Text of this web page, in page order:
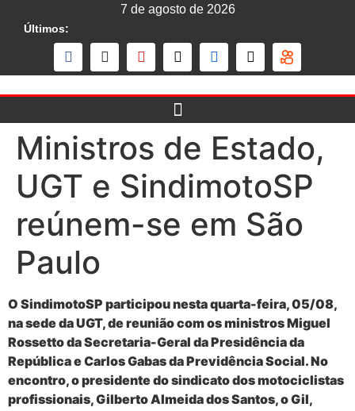
7 de agosto de 2026
Últimos:
Ministros de Estado,
UGT e SindimotoSP
reúnem-se em São
Paulo
O SindimotoSP participou nesta quarta-feira, 05/08,
na sede da UGT, de reunião com os ministros Miguel
Rossetto da Secretaria-Geral da Presidência da
República e Carlos Gabas da Previdência Social. No
encontro, o presidente do sindicato dos motociclistas
profissionais, Gilberto Almeida dos Santos, o Gil,